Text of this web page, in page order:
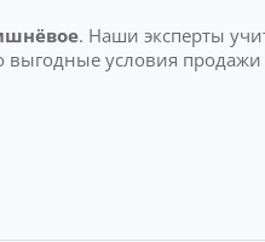
. Наши эксперты
условия продажи